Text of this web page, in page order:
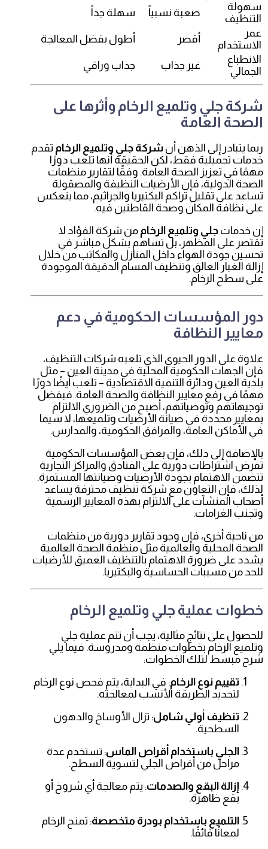
سهولة
التنظيف
صعبة نسبياً
سهلة جداً
عمر
الاستخدام
أقصر
أطول بفضل المعالجة
الانطباع
الجمالي
غير جذاب جذاب وراقي
شركة جلي وتلميع الرخام وأثرها على
الصحة العامة
ربما يتبادر إلى الذهن أن شركة جلي وتلميع الرخام تقدم
خدمات تجميلية فقط، لكن الحقيقة أنها تلعب دورًا
مهمًا في تعزيز الصحة العامة. وفقًا لتقارير منظمات
الصحة الدولية، فإن الأرضيات النظيفة والمصقولة
تساعد على تقليل تراكم البكتيريا والجراثيم، مما ينعكس
على نظافة المكان وصحة القاطنين فيه.
إن خدمات جلي وتلميع الرخام من شركة الفؤاد لا
تقتصر على المظهر، بل تساهم بشكل مباشر في
تحسين جودة الهواء داخل المنازل والمكاتب من خلال
إزالة الغبار العالق وتنظيف المسام الدقيقة الموجودة
على سطح الرخام.
دور المؤسسات الحكومية في دعم
معايير النظافة
علاوة على الدور الحيوي الذي تلعبه شركات التنظيف،
فإن الجهات الحكومية المحلية في مدينة العين – مثل
بلدية العين ودائرة التنمية الاقتصادية – تلعب أيضًا دورًا
مهمًا في رفع معايير النظافة والصحة العامة. فبفضل
توجيهاتهم وتوصياتهم، أصبح من الضروري الالتزام
بمعايير محددة في صيانة الأرضيات وتلميعها، لا سيما
في الأماكن العامة، والمرافق الحكومية، والمدارس.
بالإضافة إلى ذلك، فإن بعض المؤسسات الحكومية
تفرض اشتراطات دورية على الفنادق والمراكز التجارية
تتضمن الاهتمام بجودة الأرضيات وصيانتها المستمرة.
لذلك، فإن التعاون مع شركة تنظيف محترفة يساعد
أصحاب المنشآت على الالتزام بهذه المعايير الرسمية
وتجنب الغرامات.
من ناحية أخرى، فإن وجود تقارير دورية من منظمات
الصحة المحلية والعالمية مثل منظمة الصحة العالمية
يشدد على ضرورة الاهتمام بالتنظيف العميق للأرضيات
للحد من مسببات الحساسية والبكتيريا.
خطوات عملية جلي وتلميع الرخام
للحصول على نتائج مثالية، يجب أن تتم عملية جلي
وتلميع الرخام بخطوات منظمة ومدروسة. فيما يلي
شرح مبسط لتلك الخطوات:
تقييم نوع الرخام: في البداية، يتم فحص نوع الرخام
لتحديد الطريقة الأنسب لمعالجته.
تنظيف أولي شامل: تزال الأوساخ والدهون
السطحية.
الجلي باستخدام أقراص الماس: تستخدم عدة
مراحل من أقراص الجلي لتسوية السطح.
إزالة البقع والصدمات: يتم معالجة أي شروخ أو
بقع ظاهرة.
التلميع باستخدام بودرة متخصصة: تمنح الرخام
لمعانًا فائقًا.